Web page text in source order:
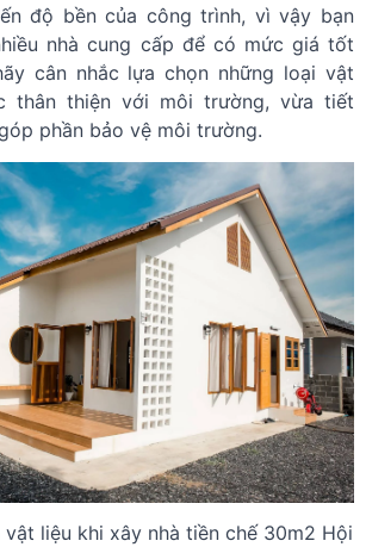
độ bền của công trình, vì vậy bạn
nhà cung cấp để có mức giá tốt
cân nhắc lựa chọn những loại vật
thân thiện với môi trường, vừa tiết
phần bảo vệ môi trường.
vật liệu khi xây nhà tiền chế 30m2 Hội